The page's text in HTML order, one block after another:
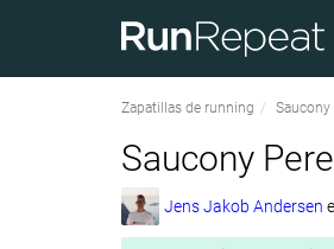
Zapatillas de running Saucony
Saucony
Jens Jakob Andersen el